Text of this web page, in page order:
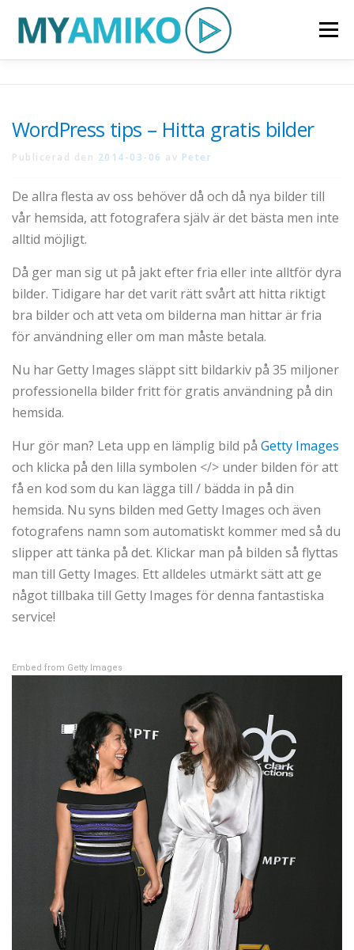
Meny
WordPress tips – Hitta gratis bilder
Publicerad den 2014-03-06 av Peter
De allra flesta av oss behöver då och då nya bilder till
vår hemsida, att fotografera själv är det bästa men inte
alltid möjligt.
Då ger man sig ut på jakt efter fria eller inte alltför dyra
bilder. Tidigare har det varit rätt svårt att hitta riktigt
bra bilder och att veta om bilderna man hittar är fria
för användning eller om man måste betala.
Nu har Getty Images släppt sitt bildarkiv på 35 miljoner
professionella bilder fritt för gratis användning på din
hemsida.
Hur gör man? Leta upp en lämplig bild på Getty Images
och klicka på den lilla symbolen </> under bilden för att
få en kod som du kan lägga till / bädda in på din
hemsida. Nu syns bilden med Getty Images och även
fotografens namn som automatiskt kommer med så du
slipper att tänka på det. Klickar man på bilden så flyttas
man till Getty Images. Ett alldeles utmärkt sätt att ge
något tillbaka till Getty Images för denna fantastiska
service!
Embed from Getty Images